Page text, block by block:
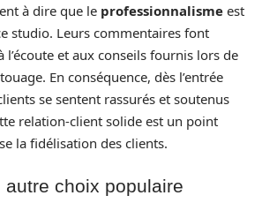
à dire que le professionnalisme est
studio. Leurs commentaires font
l’écoute et aux conseils fournis lors de
En conséquence, dès l’entrée
se sentent rassurés et soutenus
relation-client solide est un point
la fidélisation des clients.
autre choix populaire